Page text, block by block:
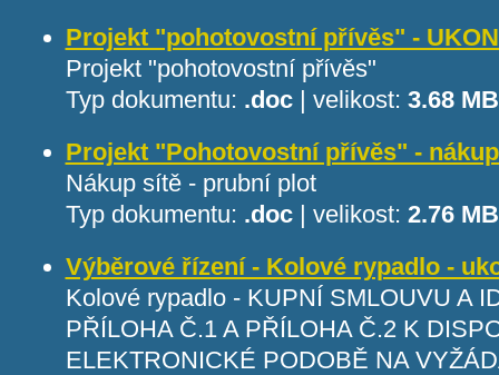
Projekt "pohotovostní přívěs" -
Projekt "pohotovostní přívěs"
Typ dokumentu: .doc | velikost: 3.68 MB
Projekt "Pohotovostní přívěs" -
Nákup sítě - prubní plot
Typ dokumentu: .doc | velikost: 2.76 MB
Výběrové řízení - Kolové rypadlo -
Kolové rypadlo - KUPNÍ SMLOUVU A
PŘÍLOHA Č.1 A PŘÍLOHA Č.2 K
ELEKTRONICKÉ PODOBĚ NA